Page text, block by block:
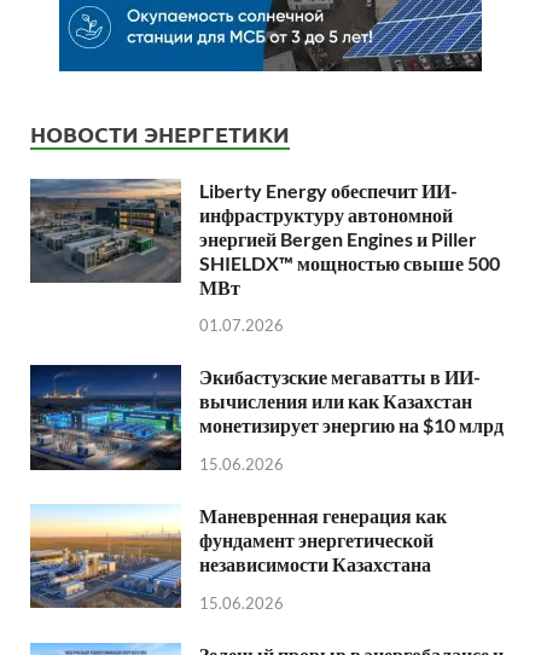
НОВОСТИ ЭНЕРГЕТИКИ
Liberty Energy обеспечит ИИ-
инфраструктуру автономной
энергией Bergen Engines и Piller
SHIELDX™ мощностью свыше 500
МВт
01.07.2026
Экибастузские мегаватты в ИИ-
вычисления или как Казахстан
монетизирует энергию на $10 млрд
15.06.2026
Маневренная генерация как
фундамент энергетической
независимости Казахстана
15.06.2026